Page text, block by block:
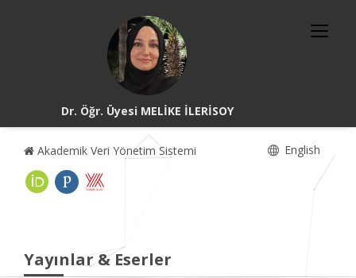
Dr. Öğr. Üyesi MELİKE İLERİSOY
Akademik Veri Yönetim Sistemi English
Yayınlar & Eserler